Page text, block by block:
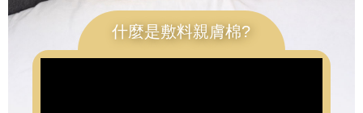
什麼是敷料親膚棉?